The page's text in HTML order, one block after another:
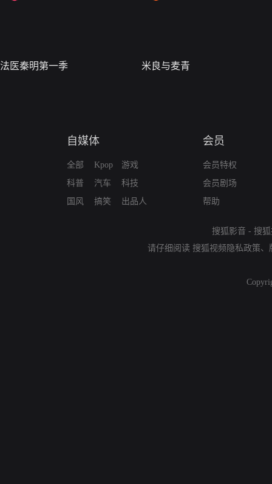
法医秦明第一季 米良与麦青
自媒体
全部
科普
国风
Kpop
汽车
搞笑
游戏
科技
出品人
会员
会员特权
会员剧场
帮助
搜狐影音 - 搜
请仔细阅读 搜狐视频隐私政策、